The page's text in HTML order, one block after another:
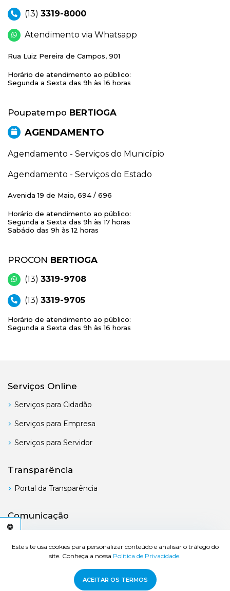
Este site usa cookies para personalizar conteúdo e analisar o tráfego do
site. Conheça a nossa Política de Privacidade.
ACEITAR OS TERMOS
A
(13) 3319-8000
Atendimento via Whatsapp
Rua Luiz Pereira de Campos, 901
Horário de atendimento ao público:
Segunda a Sexta das 9h às 16 horas
Poupatempo BERTIOGA
AGENDAMENTO
Agendamento - Serviços do Município
Agendamento - Serviços do Estado
Avenida 19 de Maio, 694 / 696
Horário de atendimento ao público:
Segunda a Sexta das 9h às 17 horas
Sabádo das 9h às 12 horas
PROCON BERTIOGA
(13) 3319-9708
(13) 3319-9705
Horário de atendimento ao público:
Segunda a Sexta das 9h às 16 horas
Serviços Online
Serviços para Cidadão
Serviços para Empresa
Serviços para Servidor
Transparência
Portal da Transparência
Comunicação
© 2026 Prefeitura de Bertioga - Todos os direitos reservados.
Desenvolvido por